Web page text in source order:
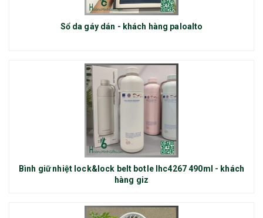
Sổ da gáy dán - khách hàng paloalto
Bình giữ nhiệt lock&lock belt botle lhc4267 490ml - khách
hàng giz